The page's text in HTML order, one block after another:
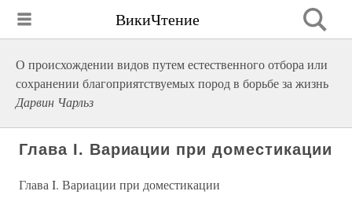
ВикиЧтение
О происхождении видов путем естественного отбора или
сохранении благоприятствуемых пород в борьбе за жизнь
Дарвин Чарльз
Глава I. Вариации при доместикации
Глава I. Вариации при доместикации